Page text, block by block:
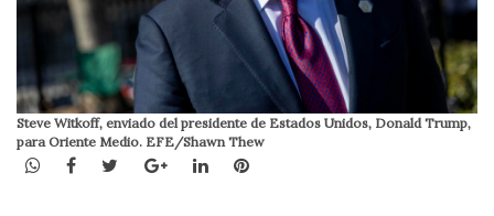
Steve Witkoff, enviado del presidente de Estados Unidos, Donald Trump,
para Oriente Medio. EFE/Shawn Thew
WhatsApp
Facebook
TwitterGoogle+LinkedInPinterest